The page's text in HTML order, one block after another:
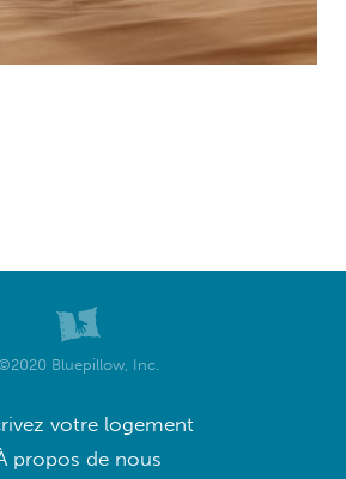
Bluepillow, Inc.
votre logement
propos de nous